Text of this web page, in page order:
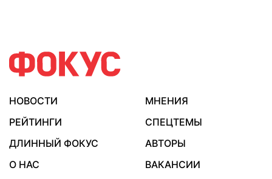
НОВОСТИ
МНЕНИЯ
РЕЙТИНГИ
СПЕЦТЕМЫ
ДЛИННЫЙ ФОКУС
АВТОРЫ
О НАС
ВАКАНСИИ